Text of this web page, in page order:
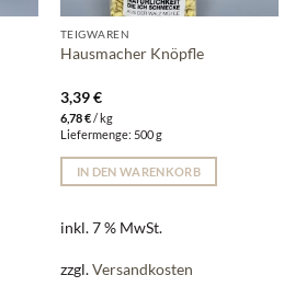
TEIGWAREN
Hausmacher Knöpfle
3,39€
6,78€/kg
Liefermenge: 500 g
IN DEN WARENKORB
inkl. 7 % MwSt.
zzgl.Versandkosten